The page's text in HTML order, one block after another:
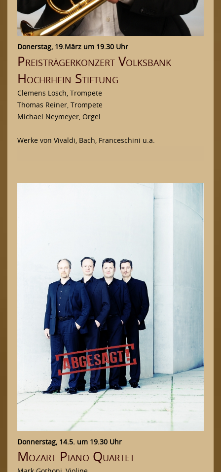
Donerstag, 19.März um 19.30 Uhr
Preisträgerkonzert Volksbank
Hochrhein Stiftung
Clemens Losch, Trompete
Thomas Reiner, Trompete
Michael Neymeyer, Orgel
Werke von Vivaldi, Bach, Franceschini u.a.
Donnerstag, 14.5. um 19.30 Uhr
Mozart Piano Quartet